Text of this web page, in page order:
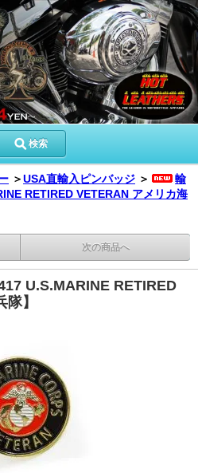
検索
＞USA直輸入ピンバッジ ＞
輸
RETIRED VETERAN アメリカ海
次の商品へ
U.S.MARINE RETIRED
】